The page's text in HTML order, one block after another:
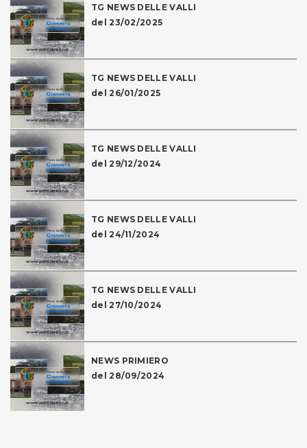
TG NEWS DELLE VALLI
del 23/02/2025
TG NEWS DELLE VALLI
del 26/01/2025
TG NEWS DELLE VALLI
del 29/12/2024
TG NEWS DELLE VALLI
del 24/11/2024
TG NEWS DELLE VALLI
del 27/10/2024
NEWS PRIMIERO
del 28/09/2024